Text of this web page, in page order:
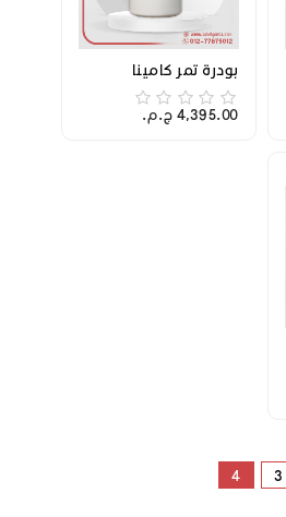
بودرة تمر كامينا
4,395.00 ج.م.‏
3
4